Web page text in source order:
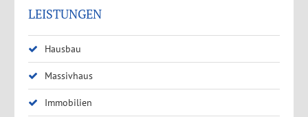
LEISTUNGEN
Hausbau
Massivhaus
Immobilien